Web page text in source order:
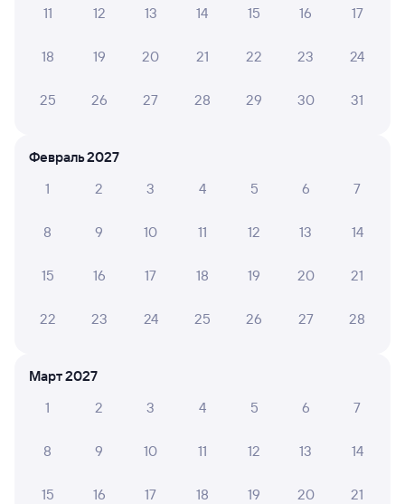
А ещё здесь можно найти
Обратные билеты из Хосты в Аксарайскую
Отели
11 12 13 14 15 16 17
18 19 20 21 22 23 24
25 26 27 28 29 30 31
Февраль 2027
1
2 3 4 5 6 7
8 9 10 11 12 13 14
15 16 17 18 19 20 21
22 23 24 25 26 27 28
Март 2027
1
2 3 4 5 6 7
8 9 10 11 12 13 14
15 16 17 18 19 20 21